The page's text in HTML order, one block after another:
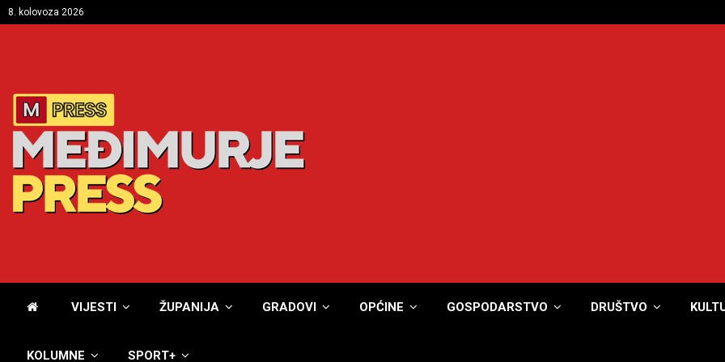
8. kolovoza 2026
VIJESTI ŽUPANIJA GRADOVI OPĆINE GOSPODARSTVO DRUŠTVO
KOLUMNE SPORT+